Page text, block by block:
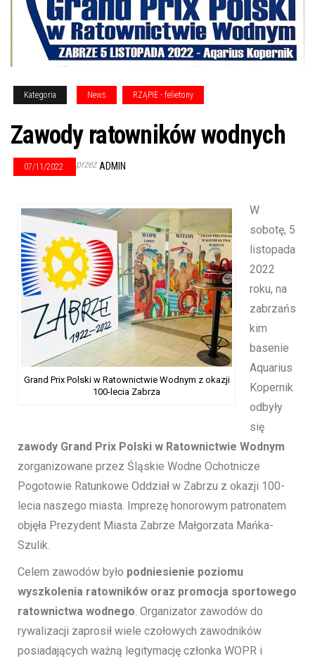
Kategoria News RZĄPIE - felietony
Zawody ratowników wodnych
07/11/2022 przez ADMIN
Grand Prix Polski w Ratownictwie Wodnym z okazji
100-lecia Zabrza
W
sobotę, 5
listopada
2022
roku, na
zabrzańs
kim
basenie
Aquarius
Kopernik
odbyły
się
zawody Grand Prix Polski w Ratownictwie Wodnym
zorganizowane przez Śląskie Wodne Ochotnicze
Pogotowie Ratunkowe Oddział w Zabrzu z okazji 100-
lecia naszego miasta. Imprezę honorowym patronatem
objęła Prezydent Miasta Zabrze Małgorzata Mańka-
Szulik.
Celem zawodów było podniesienie poziomu
wyszkolenia ratowników oraz promocja sportowego
ratownictwa wodnego. Organizator zawodów do
rywalizacji zaprosił wiele czołowych zawodników
posiadających ważną legitymację członka WOPR i